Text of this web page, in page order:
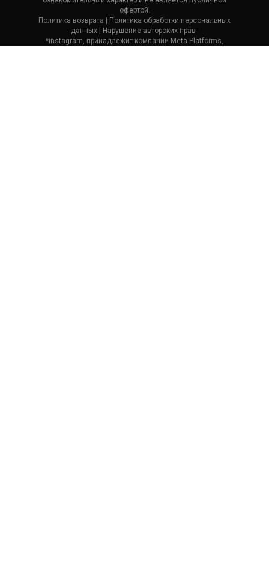
офертой.
Политика возврата | Политика обработки персональных
данных | Нарушение авторских прав
*instagram, принадлежит компании Meta Platforms,